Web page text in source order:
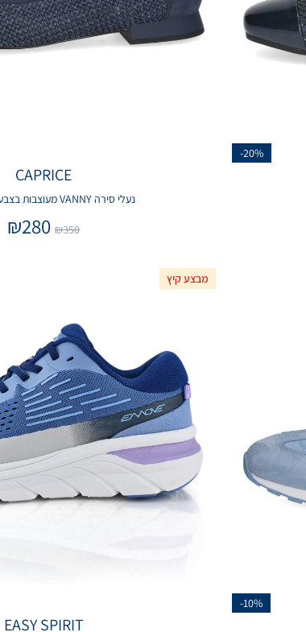
-20%
CAPRICE
נעלי סירה VANNY מעוצבות בצבע כחול קלוע
₪350
₪280
-10%
מבצע קיץ
EASY SPIRIT